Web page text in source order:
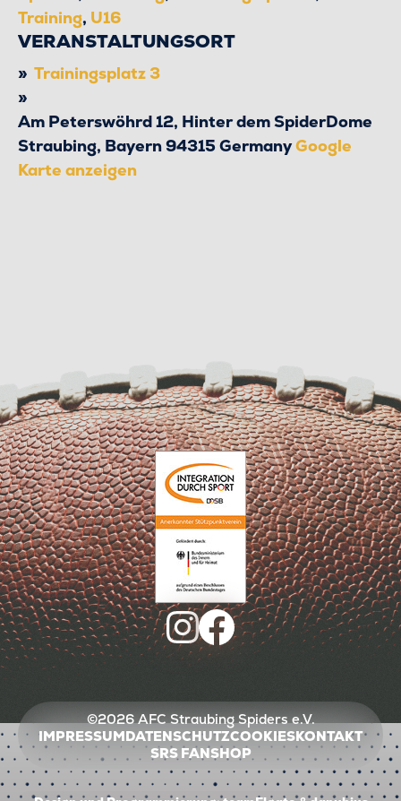
Training, U16
VERANSTALTUNGSORT
Trainingsplatz 3
Am Peterswöhrd 12, Hinter dem SpiderDome
Straubing, Bayern94315GermanyGoogle
Karte anzeigen
©2026 AFC Straubing Spiders e.V.
IMPRESSUMDATENSCHUTZCOOKIESKONTAKT
SRS FANSHOP